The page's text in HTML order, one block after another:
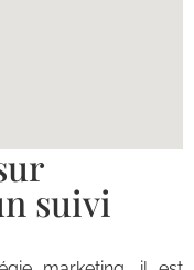
suivi